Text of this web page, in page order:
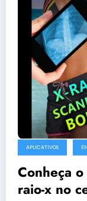
APLICATIVOS
Conheça
raio-x no